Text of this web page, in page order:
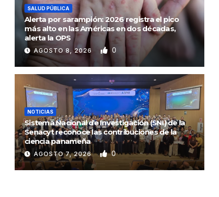
SALUD PÚBLICA
Alerta por sarampión: 2026 registra el pico
más alto en las Américas en dos décadas,
alerta la OPS
AGOSTO 8, 2026 0
NOTICIAS
Sistema Nacional de Investigación (SNI) de la
Senacyt reconoce las contribuciones de la
ciencia panameña
AGOSTO 7, 2026 0